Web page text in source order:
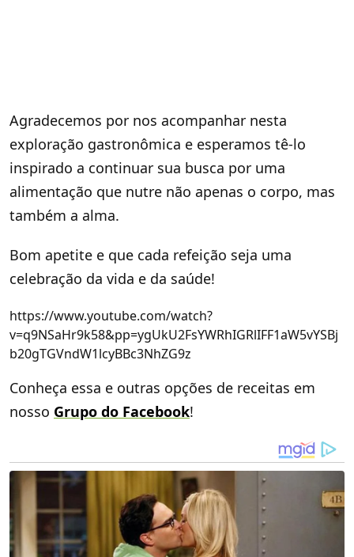
Agradecemos por nos acompanhar nesta
exploração gastronômica e esperamos tê-lo
inspirado a continuar sua busca por uma
alimentação que nutre não apenas o corpo, mas
também a alma.
Bom apetite e que cada refeição seja uma
celebração da vida e da saúde!
https://www.youtube.com/watch?
v=q9NSaHr9k58&pp=ygUkU2FsYWRhIGRlIFF1aW5vYSBj
b20gTGVndW1lcyBBc3NhZG9z
Conheça essa e outras opções de receitas em
nosso Grupo do Facebook!